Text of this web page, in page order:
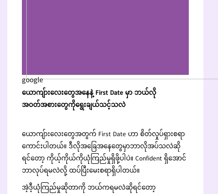
google
ယောကျ်ားလေးတွေအနေနဲ့ First Date မှာ ဘယ်လို
အဝတ်အစားတွေကိုရွေးချယ်သင့်သလဲ
ယောကျ်ားလေးတွေအတွက် First Date ဟာ စိတ်လှုပ်ရှားစရာ
ကောင်းပါတယ်။ ဒီလိုအခြေအနေတွေမှာဘာလိုအပ်သလဲဆို
ရင်တော့ ကိုယ့်ကိုယ်ကိုယုံကြည်မှုရှိဖို့ပါပဲ။ Confident ရှိအောင်
ဘာလုပ်ရမလဲလို့ ထပ်ပြီးမေးစရာရှိပါတယ်။
အဲ့ဒီ့ယုံကြည်မှုဆိုတာကို ဘယ်ကရမလဲဆိုရင်တော့